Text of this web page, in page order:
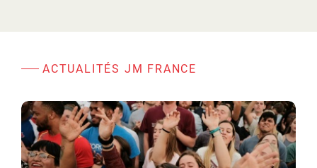
ACTUALITÉS JM FRANCE